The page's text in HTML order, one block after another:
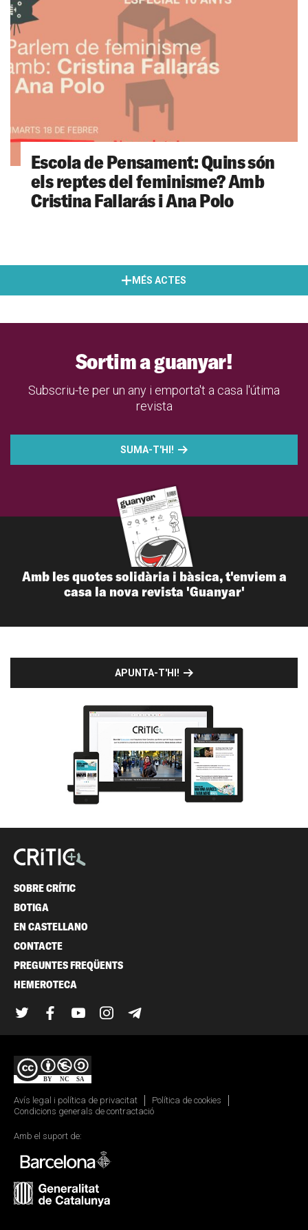
Escola de Pensament: Quins són
els reptes del feminisme? Amb
Cristina Fallarás i Ana Polo
MÉS ACTES
Sortim a guanyar!
Subscriu-te per un any i emporta't a casa l'útima
revista
SUMA-T'HI!
Amb les quotes solidària i bàsica, t'enviem a
casa la nova revista 'Guanyar'
APUNTA-T'HI!
SOBRE CRÍTIC
BOTIGA
EN CASTELLANO
CONTACTE
PREGUNTES FREQÜENTS
HEMEROTECA
TwitterFacebook
YouTubeInstagram
Avís legal i política de privacitat
Política de cookies
Condicions generals de contractació
Amb el suport de: